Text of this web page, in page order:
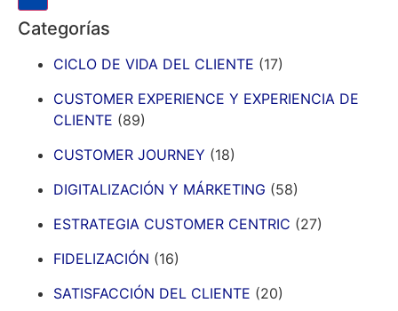
Categorías
CICLO DE VIDA DEL CLIENTE (17)
CUSTOMER EXPERIENCE Y EXPERIENCIA DE
CLIENTE (89)
CUSTOMER JOURNEY (18)
DIGITALIZACIÓN Y MÁRKETING (58)
ESTRATEGIA CUSTOMER CENTRIC (27)
FIDELIZACIÓN (16)
SATISFACCIÓN DEL CLIENTE (20)